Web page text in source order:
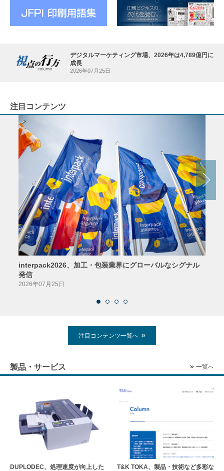
デジタルマーケティング市場、2026年は4,789億円に
成長
2026年07月25日
注目コンテンツ
interpack2026、加工・包装業界にグローバルなシグナル
発信
2026年07月25日
注目コンテンツ一覧へ
製品・サービス 一覧へ
DUPLODEC、処理速度が向上した
T&K TOKA、製品・技術など多彩な